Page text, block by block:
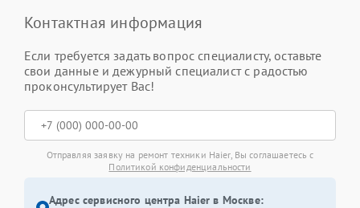
Контактная информация
Если требуется задать вопрос специалисту, оставьте
свои данные и дежурный специалист с радостью
проконсультирует Вас!
Отправляя заявку на ремонт техники Haier, Вы соглашаетесь с
Политикой конфиденциальности
Адрес сервисного центра Haier в Москве: